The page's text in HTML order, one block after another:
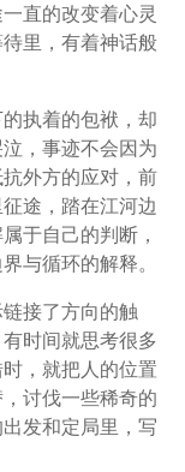
直的改变着心灵
待里，有着神话般
执着的包袱，却
，事迹不会因为
外方的应对，前
途，踏在江河边
于自己的判断，
与循环的解释。
接了方向的触
时间就思考很多
，就把人的位置
讨伐一些稀奇的
发和定局里，写